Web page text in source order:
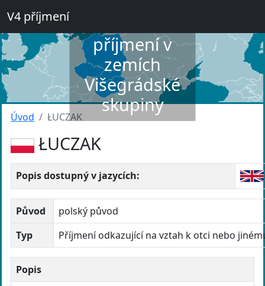
V4 příjmení
příjmení v
zemích
Višegrádské
skupiny
Úvod ŁUCZAK
ŁUCZAK
Popis dostupný v jazycích:
Původ
polský původ
Typ
Příjmení odkazující na vztah k otci nebo
Popis